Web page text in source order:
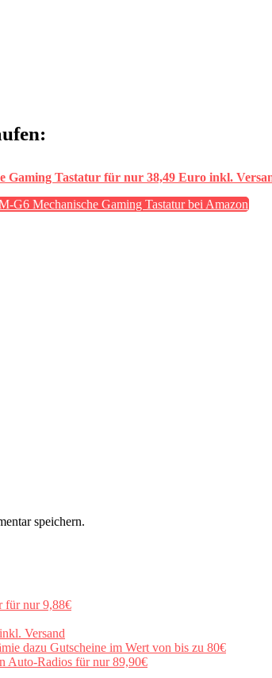
Gaming Tastatur für nur 38,49 Euro inkl.
G6 Mechanische Gaming Tastatur bei Amazon
speichern.
für nur 9,88€
Versand
dazu Gutscheine im Wert von bis zu 80€
Auto-Radios für nur 89,90€